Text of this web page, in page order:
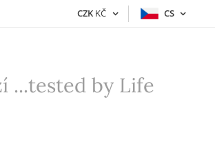
CZK KČ CS
...tested by Life